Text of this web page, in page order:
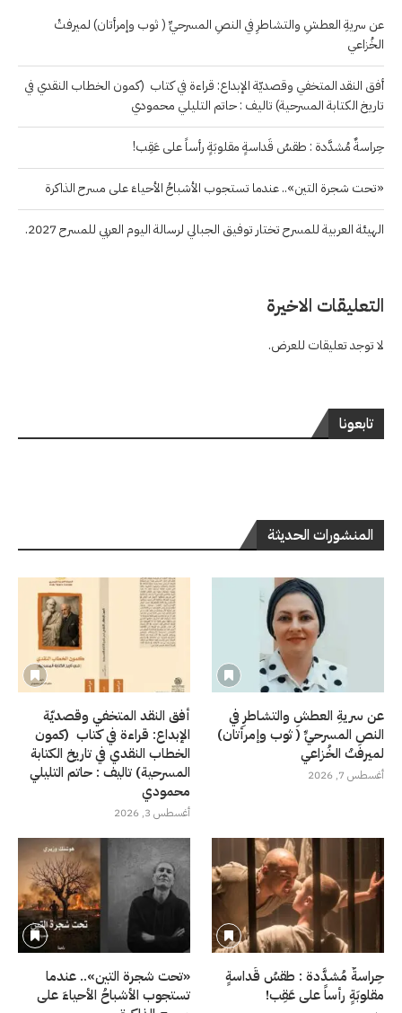
عن سريةِ العطشِ والتشاطرِ في النصِ المسرحيِّ ( ثوب وإمرأتان) لميرفتْ
الخُزاعي
أفق النقد المتخفي وقصديّة الإبداع: قراءة في كتاب (كمون الخطاب النقدي في
تاريخ الكتابة المسرحية) تاليف : حاتم التليلي محمودي
حِراسةٌ مُشدَّدة : طقسُ قَداسةٍ مقلوبَةٍ رأساً على عَقِب!
«تحت شجرة التين».. عندما تستجوب الأشباحُ الأحياءَ على مسرح الذاكرة
الهيئة العربية للمسرح تختار توفيق الجبالي لرسالة اليوم العربي للمسرح 2027.
التعليقات الاخيرة
لا توجد تعليقات للعرض.
تابعونا
المنشورات الحديثة
عن سريةِ العطشِ والتشاطرِ في
النصِ المسرحيِّ ( ثوب وإمرأتان)
لميرفتْ الخُزاعي
أغسطس 7, 2026
أفق النقد المتخفي وقصديّة
الإبداع: قراءة في كتاب (كمون
الخطاب النقدي في تاريخ الكتابة
المسرحية) تاليف : حاتم التليلي
محمودي
أغسطس 3, 2026
حِراسةٌ مُشدَّدة : طقسُ قَداسةٍ
مقلوبَةٍ رأساً على عَقِب!
«تحت شجرة التين».. عندما
تستجوب الأشباحُ الأحياءَ على